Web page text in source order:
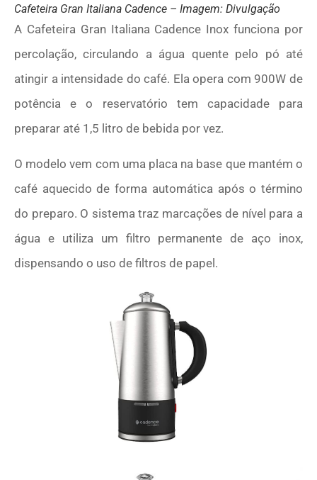
Cafeteira Gran Italiana Cadence – Imagem: Divulgação
A Cafeteira Gran Italiana Cadence Inox funciona por
percolação, circulando a água quente pelo pó até
atingir a intensidade do café. Ela opera com 900W de
potência e o reservatório tem capacidade para
preparar até 1,5 litro de bebida por vez.
O modelo vem com uma placa na base que mantém o
café aquecido de forma automática após o término
do preparo. O sistema traz marcações de nível para a
água e utiliza um filtro permanente de aço inox,
dispensando o uso de filtros de papel.